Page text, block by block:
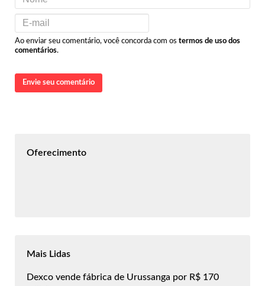
Ao enviar seu comentário, você concorda com os termos de uso dos
comentários.
Envie seu comentário
Oferecimento
Mais Lidas
Dexco vende fábrica de Urussanga por R$ 170